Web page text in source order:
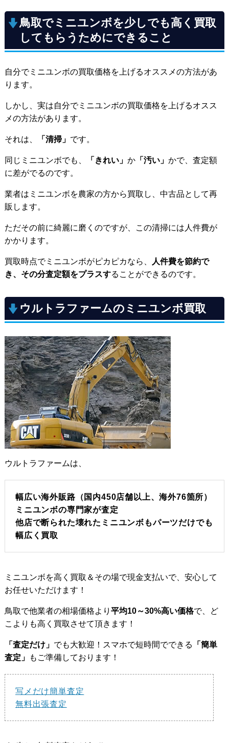
鳥取でミニユンボを少しでも高く買取
してもらうためにできること
自分でミニユンボの買取価格を上げるオススメの方法があ
ります。
しかし、実は自分でミニユンボの買取価格を上げるオスス
メの方法があります。
それは、 「清掃」 です。
同じミニユンボでも、 「きれい」 か「汚い」 かで、査定額
に差がでるのです。
業者はミニユンボを農家の方から買取し、中古品として再
販します。
ただその前に綺麗に磨くのですが、この清掃には人件費が
かかります。
買取時点でミニユンボがピカピカなら、
人件費を節約で
き、その分査定額をプラスすることができるのです。
ウルトラファームのミニユンボ買取
ウルトラファームは、
幅広い海外販路（国内450店舗以上、海外76箇所）
ミニユンボの専門家が査定
他店で断られた壊れたミニユンボもパーツだけでも
幅広く買取
ミニユンボを高く買取＆その場で現金支払いで、安心して
お任せいただけます！
鳥取で他業者の相場価格より 平均10～30%高い価格で、ど
こよりも高く買取させて頂きます！
「査定だけ」 でも大歓迎！スマホで短時間でできる
「簡単
査定」
もご準備しております！
写メだけ簡単査定
無料出張査定